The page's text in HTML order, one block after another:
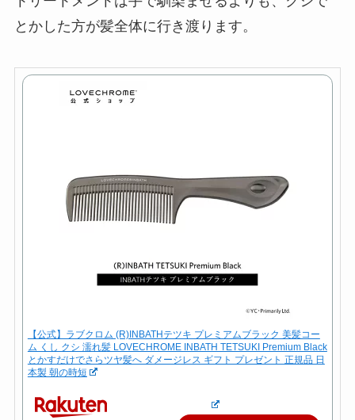
とかした方が髪全体に行き渡ります。
【公式】ラブクロム (R)INBATHテツキ プレミアムブラック 美髪コー
ム くし クシ 濡れ髪 LOVECHROME INBATH TETSUKI Premium Black
とかすだけでさらツヤ髪へ ダメージレス ギフト プレゼント 正規品 日
本製 朝の時短